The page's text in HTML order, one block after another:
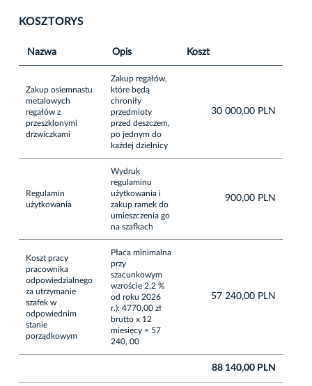
KOSZTORYS
Nazwa Opis Koszt
Zakup osiemnastu
metalowych
regałów z
przeszklonymi
drzwiczkami
Zakup regałów,
które będą
chroniły
przedmioty
przed deszczem,
po jednym do
każdej dzielnicy
30 000,00 PLN
Regulamin
użytkowania
Wydruk
regulaminu
użytkowania i
zakup ramek do
umieszczenia go
na szafkach
900,00 PLN
Koszt pracy
pracownika
odpowiedzialnego
za utrzymanie
szafek w
odpowiednim
stanie
porządkowym
Płaca minimalna
przy
szacunkowym
wzroście 2,2 %
od roku 2026
r.): 4770,00 zł
brutto x 12
miesięcy = 57
240, 00
57 240,00 PLN
88 140,00 PLN